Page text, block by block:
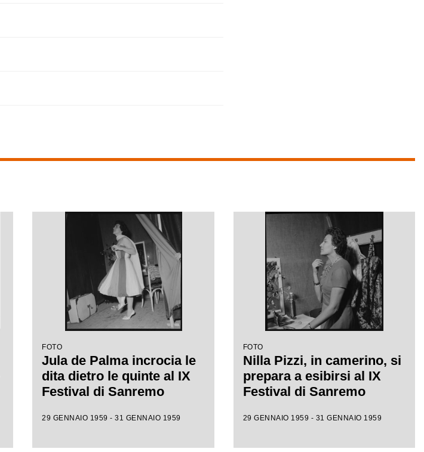
FOTO
Jula de Palma incrocia le
dita dietro le quinte al IX
Festival di Sanremo
29 GENNAIO 1959 - 31 GENNAIO 1959
FOTO
Nilla Pizzi, in camerino, si
prepara a esibirsi al IX
Festival di Sanremo
29 GENNAIO 1959 - 31 GENNAIO 1959